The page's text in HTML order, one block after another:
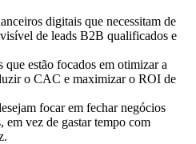
digitais que necessitam de
de leads B2B qualificados e
estão focados em otimizar a
o CAC e maximizar o ROI de
focar em fechar negócios
em vez de gastar tempo com